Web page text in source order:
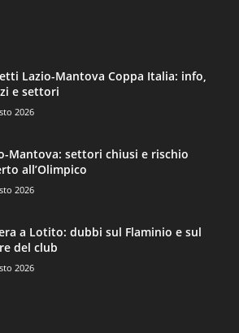
Lazio-Mantova Coppa Italia: info,
e settori
2026
Mantova: settori chiusi e rischio
all’Olimpico
2026
a Lotito: dubbi sul Flaminio e sul
del club
2026